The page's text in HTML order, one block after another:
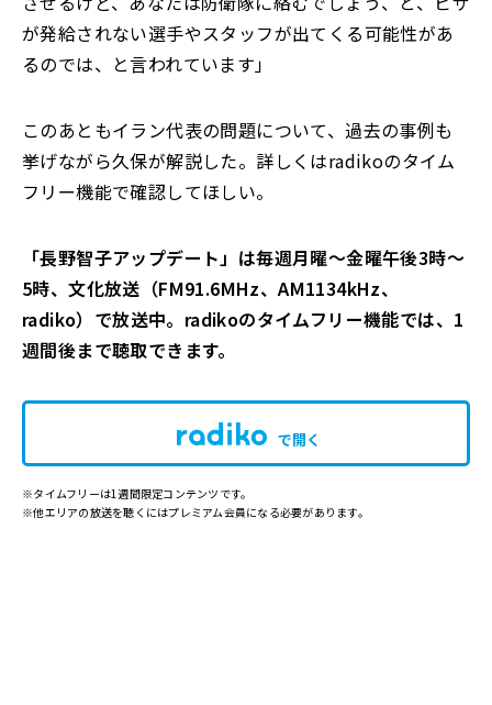
が発給されない選手やスタッフが出てくる可能性があ
るのでは、と言われています」
このあともイラン代表の問題について、過去の事例も
挙げながら久保が解説した。詳しくはradikoのタイム
フリー機能で確認してほしい。
「長野智子アップデート」は毎週月曜～金曜午後3時～
5時、文化放送（FM91.6MHz、AM1134kHz、
radiko）で放送中。radikoのタイムフリー機能では、1
週間後まで聴取できます。
で開く
※タイムフリーは1週間限定コンテンツです。
※他エリアの放送を聴くにはプレミアム会員になる必要があります。